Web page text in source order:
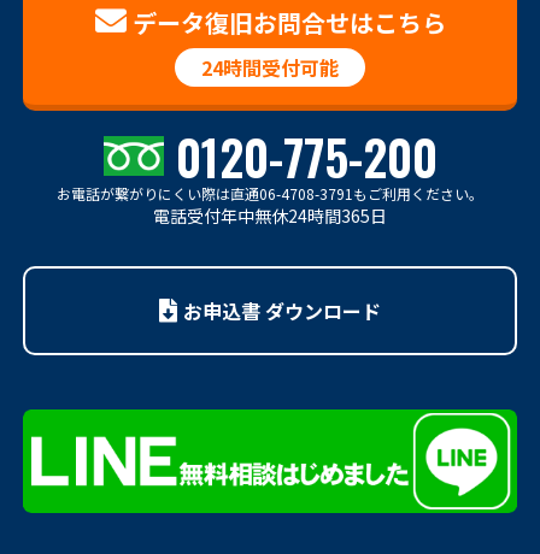
データ復旧お問合せはこちら
24時間受付可能
0120-775-200
お電話が繋がりにくい際は直通06-4708-3791もご利用ください。
電話受付年中無休24時間365日
お申込書 ダウンロード